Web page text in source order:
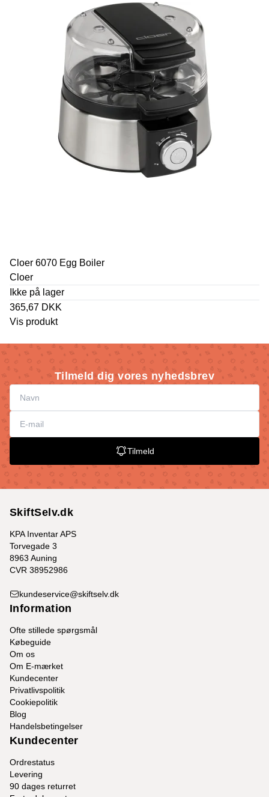
Cloer 6070 Egg Boiler
Cloer
Ikke på lager
365,67 DKK
Vis produkt
Tilmeld dig vores nyhedsbrev
Tilmeld
SkiftSelv.dk
KPA Inventar APS
Torvegade 3
8963 Auning
CVR 38952986
kundeservice@skiftselv.dk
Information
Ofte stillede spørgsmål
Købeguide
Om os
Om E-mærket
Kundecenter
Privatlivspolitik
Cookiepolitik
Blog
Handelsbetingelser
Kundecenter
Ordrestatus
Levering
90 dages returret